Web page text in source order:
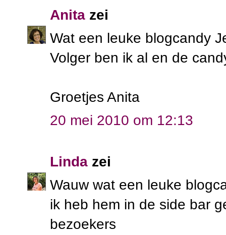
Anita zei
Wat een leuke blogcandy
Volger ben ik al en de
Groetjes Anita
20 mei 2010 om 12:13
Linda zei
Wauw wat een leuke
ik heb hem in de side bar
bezoekers